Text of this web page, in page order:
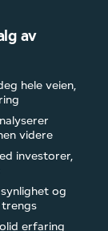
av
hele veien,
videre
investorer,
og
erfaring